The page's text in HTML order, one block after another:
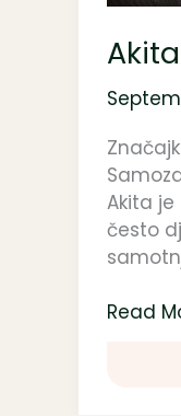
Akita je
često
Read